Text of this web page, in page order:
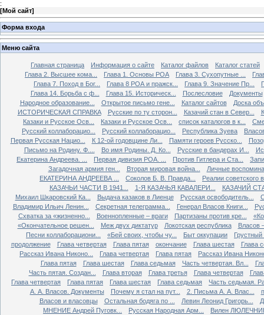
:
[Мой сайт]
Форма входа
Меню сайта
Главная страница Информация о сайте Каталог файлов
Каталог статей
Глава 2. Высшее кома...
Глава 1. Основы РОА Глава 3. Сухопутные ...
Глава 7. Поход в Бог...
Глава 8 РОА и пражск... Глава 9. Значение Пр...
Глава 14. Борьба с ф...
Глава 15. Историческ... Послесловие
Документы
Народное образование...
Открытое письмо гене... Каталог сайтов
Доска
ИСТОРИЧЕСКАЯ СПРАВКА
Русские по ту сторон... Казачий стан в Север...
Казаки и Русское Осв...
Казаки и Русское Осв... список каталогов в к...
Русский коллаборацио...
Русский коллаборацио... Республика Зуева
Первая Русская Нацио...
К 12-ой годовщине Ли... Памяти героев Русско...
Письмо на Родину. Ф....
Во имя Родины. Д. Ко... Русские в бандерах И...
Екатерина Андреева. ...
Первая дивизия РОА. ... Против Гитлера и Ста...
Загадочная армия ген...
Вторая мировая война...
Личные
ЕКАТЕРИНА АНДРЕЕВА ...
Соколов Б. В. Правда...
Реалии советского
КАЗАЧЬИ ЧАСТИ В 1941...
1-Я КАЗАЧЬЯ КАВАЛЕРИ...
КАЗАЧИЙ
Михаил Шкаровский Ка...
Выдача казаков в Лиенце Русская освободитель...
Владимир Ильич Ленин...
Секретная телеграмма... Генерал Власов Книги...
Схватка за «жизненно...
Военнопленные – враги Партизаны против кре...
«Окончательное решен...
Меж двух диктатур Локотская республика
Власов
Песни коллаборациони...
«Бей своих, чтобы чу... Быт оккупации
Грустный
продолжение
Глава четвертая Глава пятая окончание Глава шестая
Глава
Рассказ Ивана Никоно...
Глава четвертая Глава пятая
Рассказ Ивана
Глава пятая
Глава шестая Глава седьмая Часть четвертая. Вл...
Часть пятая. Создан...
Глава вторая Глава третья Глава четвертая
Глава четвертая
Глава пятая Глава шестая Глава седьмая
Часть седьмая.
А. А. Власов. Документы
Почему я стал на пут... 2. Письма А. А. Влас...
Власов и власовцы
Остальная бодяга по ... Левин Леонид Григорь...
МНЕНИЕ Андрей Пуговк...
Русская Народная Арм...
Вилен